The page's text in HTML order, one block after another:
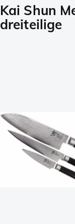
Kai Shun
dreiteilige